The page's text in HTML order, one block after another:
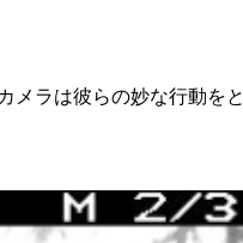
メラは彼らの妙な行動を